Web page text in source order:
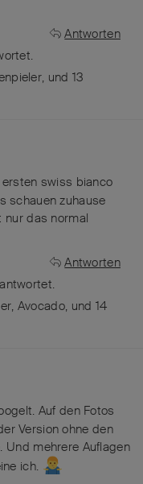
Antworten
, und 13
swiss bianco
schauen zuhause
nur das normal
Antworten
, Avocado, und 14
Auf den Fotos
Version ohne den
Und mehrere Auflagen
ich.